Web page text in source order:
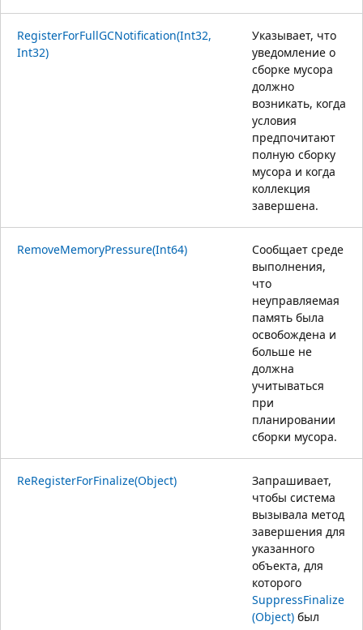
RegisterForFullGCNotification(Int32,
Int32)
Указывает, что
уведомление о
сборке мусора
должно
возникать, когда
условия
предпочитают
полную сборку
мусора и когда
коллекция
завершена.
RemoveMemoryPressure(Int64)
Сообщает среде
выполнения,
что
неуправляемая
память была
освобождена и
больше не
должна
учитываться
при
планировании
сборки мусора.
ReRegisterForFinalize(Object)
Запрашивает,
чтобы система
вызывала метод
завершения для
указанного
объекта, для
которого
SuppressFinalize
(Object) был